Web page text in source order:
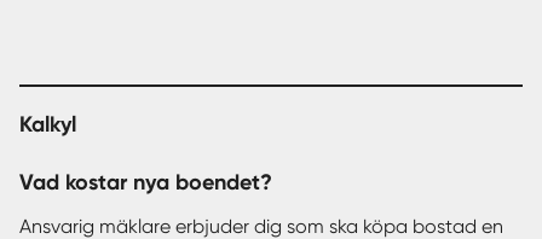
Kalkyl
Vad kostar nya boendet?
Ansvarig mäklare erbjuder dig som ska köpa bostad en